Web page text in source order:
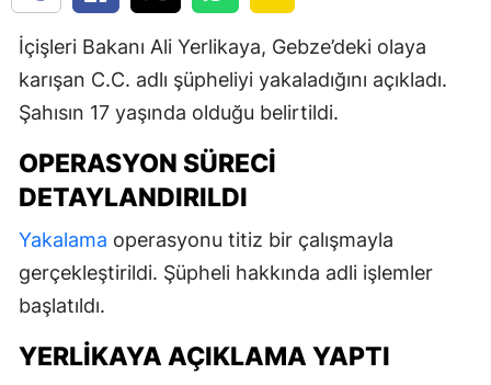
İçişleri Bakanı Ali Yerlikaya, Gebze’deki olaya
karışan C.C. adlı şüpheliyi yakaladığını açıkladı.
Şahısın 17 yaşında olduğu belirtildi.
OPERASYON SÜRECI
DETAYLANDIRILDI
Yakalama operasyonu titiz bir çalışmayla
gerçekleştirildi. Şüpheli hakkında adli işlemler
başlatıldı.
YERLIKAYA AÇIKLAMA YAPTI